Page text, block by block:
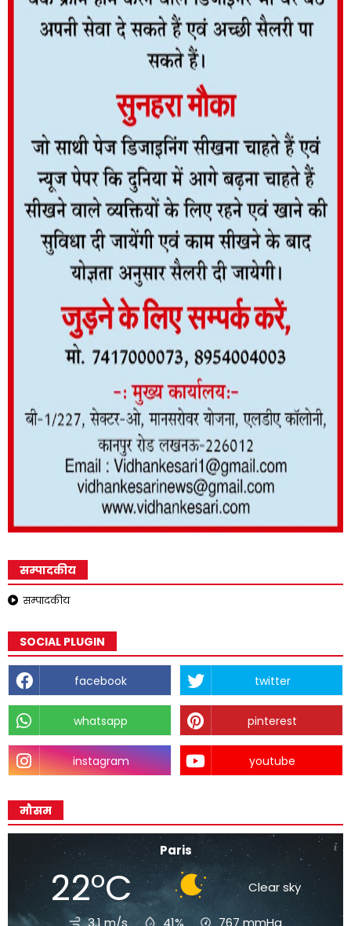
सम्पादकीय
सम्पादकीय
SOCIAL PLUGIN
facebook twitter
whatsapp pinterest
instagram youtube
मौसम
Paris
22°C Clear sky
3.1 m/s 41% 767 mmHg